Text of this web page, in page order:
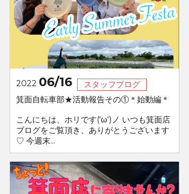
2022 06/16
スタッフブログ
箕面自転車部★活動報告その①＊始動編＊
こんにちは、ホリです('ω')ノ いつも箕面店
ブログをご覧頂き、ありがとうございます
♡ 今週末...